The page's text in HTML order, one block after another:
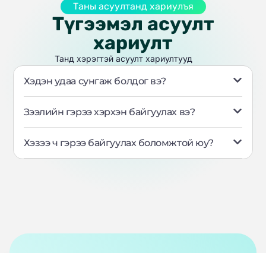
Таны асуултанд хариулъя
Түгээмэл асуулт
хариулт
Танд хэрэгтэй асуулт хариултууд
Хэдэн удаа сунгаж болдог вэ?
Зээлийн гэрээ хэрхэн байгуулах вэ?
Хэзээ ч гэрээ байгуулах боломжтой юу?